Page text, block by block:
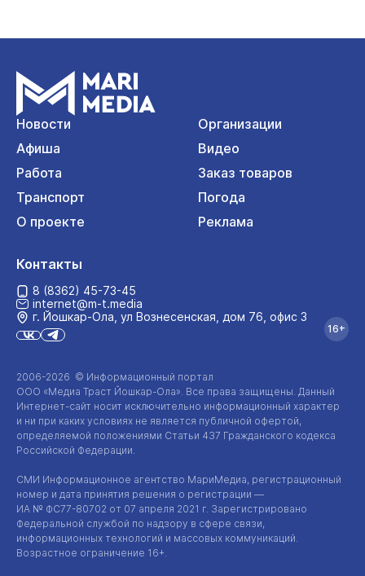
Новости
Организации
Афиша
Видео
Работа
Заказ товаров
Транспорт
Погода
О проекте
Реклама
2006-2026 © Информационный портал
ООО «Медиа Траст Йошкар-Ола». Все права защищены. Данный
Интернет-сайт носит исключительно информационный характер
и ни при каких условиях не является публичной офертой,
определяемой положениями Статьи 437 Гражданского кодекса
Российской Федерации.
СМИ Информационное агентство МариМедиа, регистрационный
номер и дата принятия решения о регистрации —
ИА № ФС77-80702 от 07 апреля 2021 г. Зарегистрировано
Федеральной службой по надзору в сфере связи,
информационных технологий и массовых коммуникаций.
Возрастное ограничение 16+.
Контакты
8 (8362) 45-73-45
internet@m-t.media
г. Йошкар‑Ола, ул Вознесенская, дом 76, офис 3
16+